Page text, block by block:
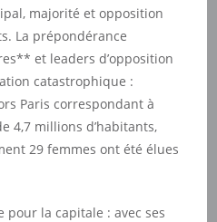
majorité et opposition
La prépondérance
et leaders d’opposition
catastrophique :
Paris correspondant à
4,7 millions d’habitants,
29 femmes ont été élues
pour la capitale : avec ses